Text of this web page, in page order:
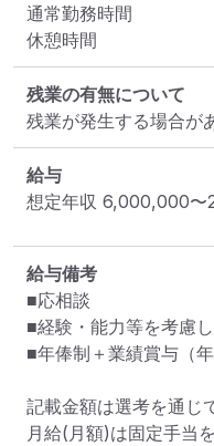
通常勤務時間
休憩時間
残業の有無について
残業が発生する場合が
給与
想定年収 6,000,000〜
給与備考
■応相談
■経験・能力等を考慮
■年俸制＋業績賞与（年
記載金額は選考を通じ
月給(月額)は固定手当